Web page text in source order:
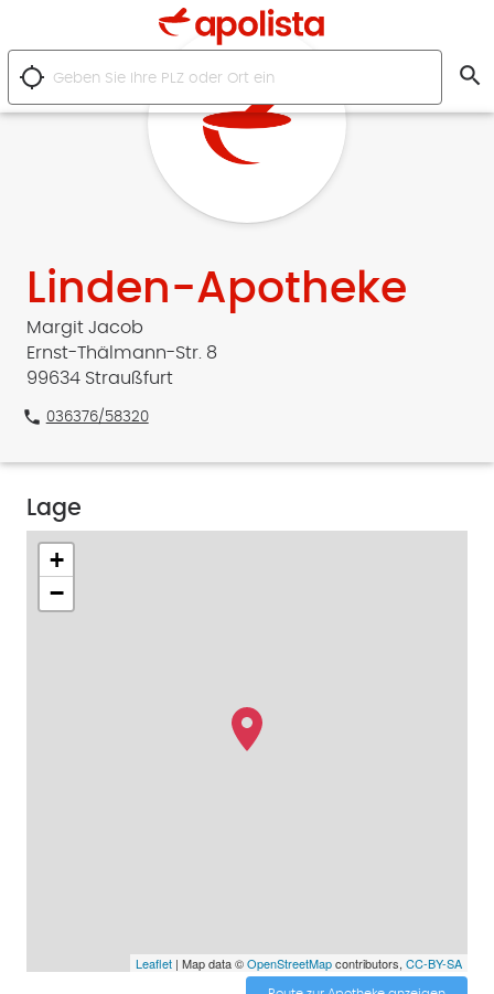
location_searching search
Linden-Apotheke
Margit Jacob
Ernst-Thälmann-Str. 8
99634 Straußfurt
phone 036376/58320
Lage
+
−
Leaflet| Map data ©OpenStreetMapcontributors, CC-BY-SA